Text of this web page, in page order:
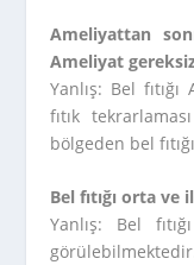
Ameliyattan
Ameliyat
Yanlış: Bel
fıtık
bölgeden bel
Bel fıtığı orta
Yanlış: Bel